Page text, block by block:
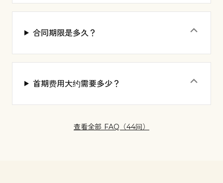
合同期限是多久？ ⌃
首期费用大约需要多少？ ⌃
查看全部 FAQ（44问）